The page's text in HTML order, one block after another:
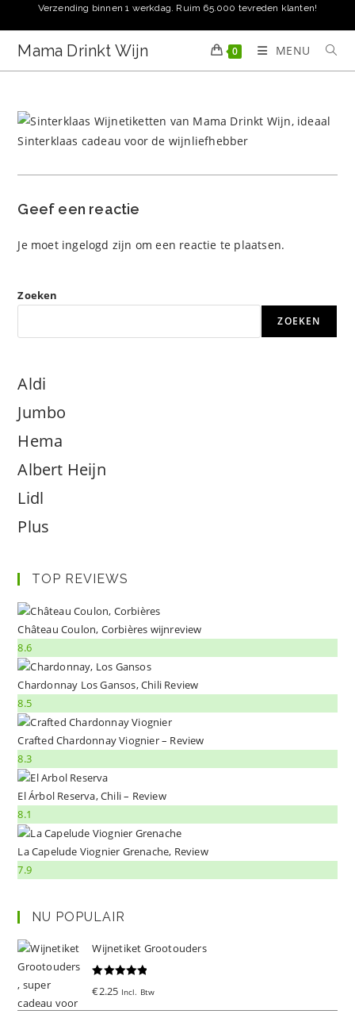
naar
inhoud
Verzending binnen 1 werkdag. Ruim 65.000 tevreden klanten!
Mama Drinkt Wijn 0 MENU
Geef een reactie
Je moet ingelogd zijn om een reactie te plaatsen.
Zoeken
ZOEKEN
Aldi
Jumbo
Hema
Albert Heijn
Lidl
Plus
TOP REVIEWS
Château Coulon, Corbières wijnreview
8.6
Chardonnay Los Gansos, Chili Review
8.5
Crafted Chardonnay Viognier – Review
8.3
El Árbol Reserva, Chili – Review
8.1
La Capelude Viognier Grenache, Review
7.9
NU POPULAIR
Wijnetiket Grootouders
€2.25 Incl. Btw